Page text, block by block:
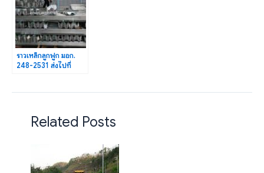
ราวเหล็กลูกฟูก มอก.
248-2531 ส่งไปที่
Related Posts